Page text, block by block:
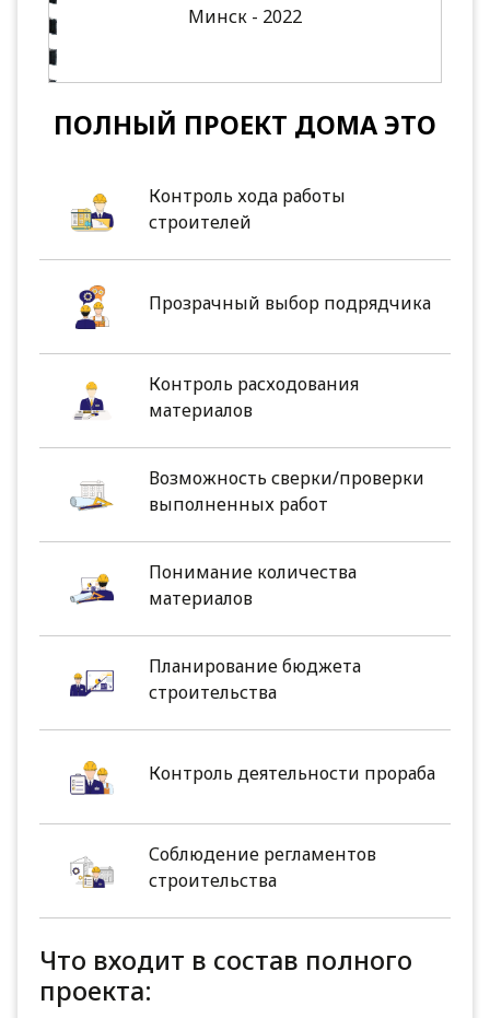
Минск - 2022
ПОЛНЫЙ ПРОЕКТ ДОМА ЭТО
Контроль хода работы
строителей
Прозрачный выбор подрядчика
Контроль расходования
материалов
Возможность сверки/проверки
выполненных работ
Понимание количества
материалов
Планирование бюджета
строительства
Контроль деятельности прораба
Соблюдение регламентов
строительства
Что входит в состав полного
проекта: